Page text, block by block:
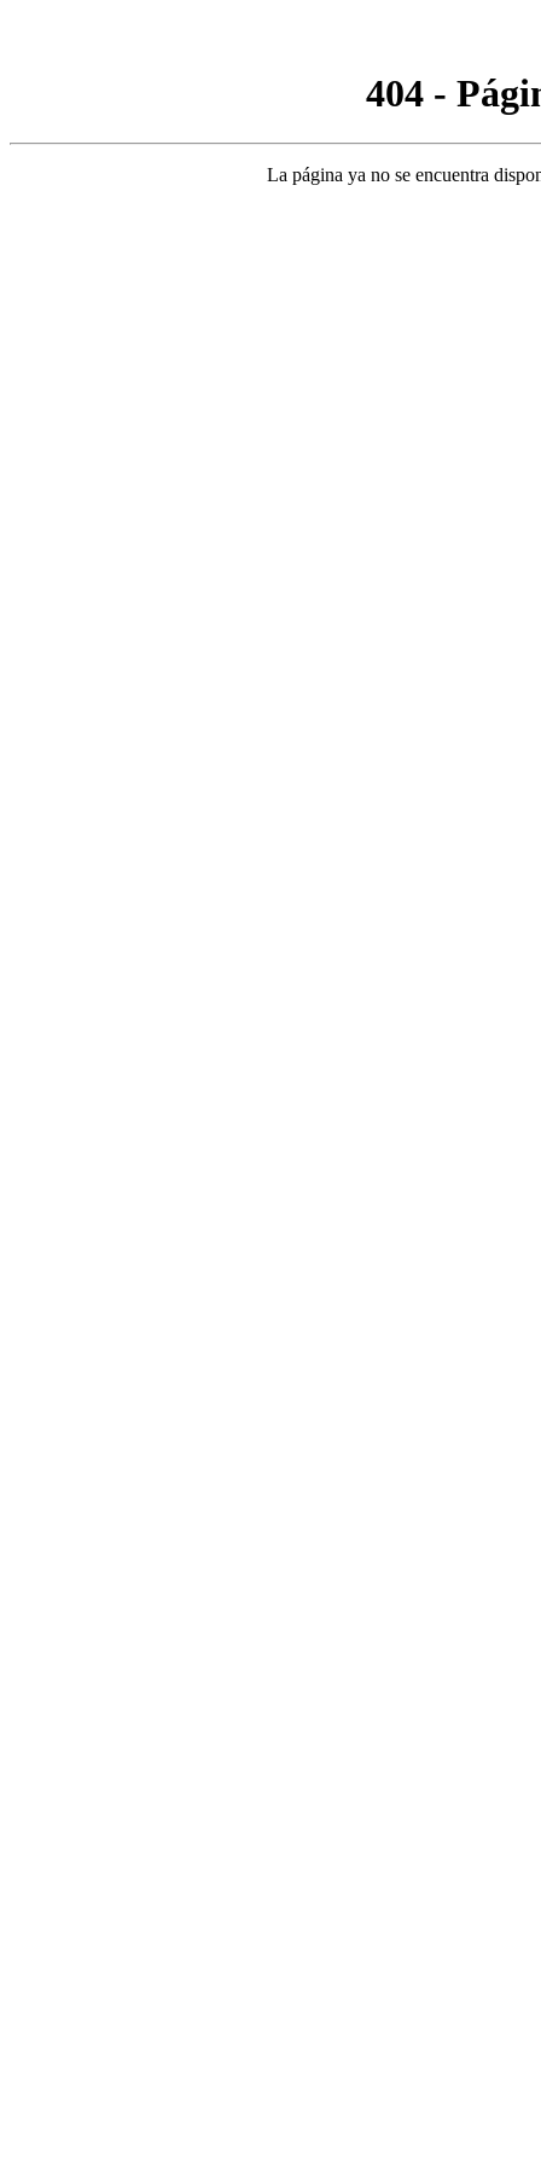
404 -
La página ya no se encuentra